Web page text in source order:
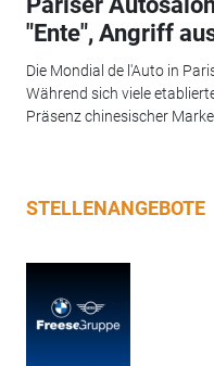
"Ente", Angriff
Die Mondial de l'Auto in
Während sich viele
Präsenz chinesischer
STELLENANGEBOTE